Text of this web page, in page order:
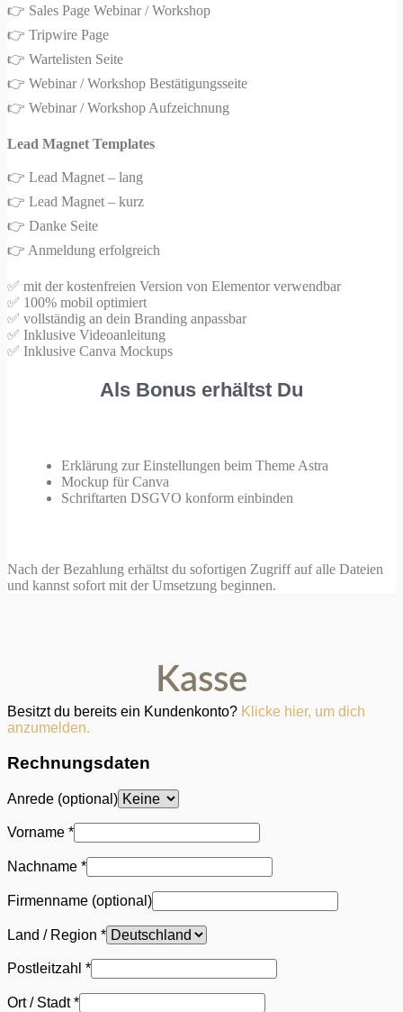
👉 Sales Page Webinar / Workshop
👉 Tripwire Page
👉 Wartelisten Seite
👉 Webinar / Workshop Bestätigungsseite
👉 Webinar / Workshop Aufzeichnung
Lead Magnet Templates
👉 Lead Magnet – lang
👉 Lead Magnet – kurz
👉 Danke Seite
👉 Anmeldung erfolgreich
✅ mit der kostenfreien Version von Elementor verwendbar
✅ 100% mobil optimiert
✅ vollständig an dein Branding anpassbar
✅ Inklusive Videoanleitung
✅ Inklusive Canva Mockups
Als Bonus erhältst Du
Erklärung zur Einstellungen beim Theme Astra
Mockup für Canva
Schriftarten DSGVO konform einbinden
Nach der Bezahlung erhältst du sofortigen Zugriff auf alle Dateien
und kannst sofort mit der Umsetzung beginnen.
Kasse
Besitzt du bereits ein Kundenkonto? Klicke hier, um dich
anzumelden.
Rechnungsdaten
Anrede (optional)
Vorname *
Nachname *
Firmenname (optional)
Land / Region *
Postleitzahl *
Ort / Stadt*